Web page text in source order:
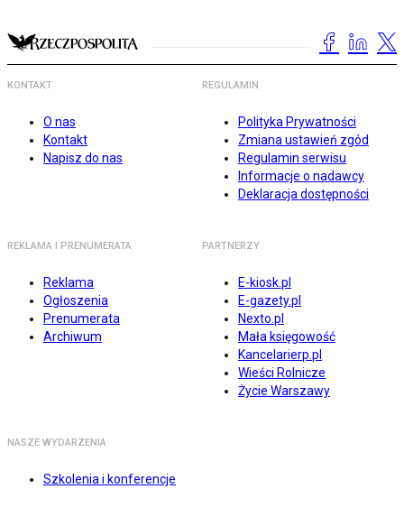
KONTAKT
O nas
Kontakt
Napisz do nas
REGULAMIN
Polityka Prywatności
Zmiana ustawień zgód
Regulamin serwisu
Informacje o nadawcy
Deklaracja dostępności
REKLAMA I PRENUMERATA
Reklama
Ogłoszenia
Prenumerata
Archiwum
PARTNERZY
E-kiosk.pl
E-gazety.pl
Nexto.pl
Mała księgowość
Kancelarierp.pl
Wieści Rolnicze
Życie Warszawy
NASZE WYDARZENIA
Szkolenia i konferencje